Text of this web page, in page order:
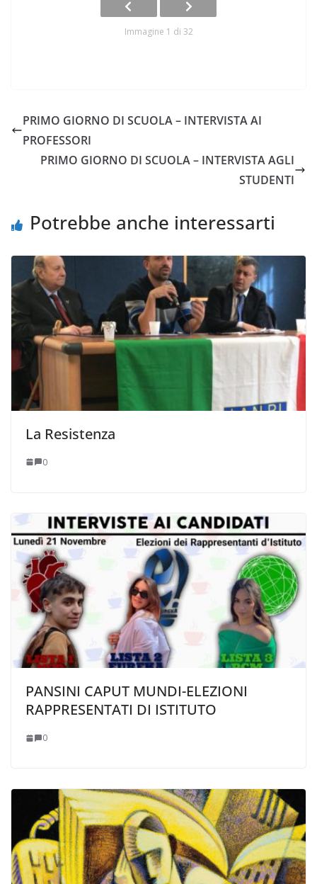
Immagine 1 di 32
PRIMO GIORNO DI SCUOLA – INTERVISTA AI
PROFESSORI
PRIMO GIORNO DI SCUOLA – INTERVISTA AGLI
STUDENTI
Potrebbe anche interessarti
La Resistenza
0
PANSINI CAPUT MUNDI-ELEZIONI
RAPPRESENTATI DI ISTITUTO
0